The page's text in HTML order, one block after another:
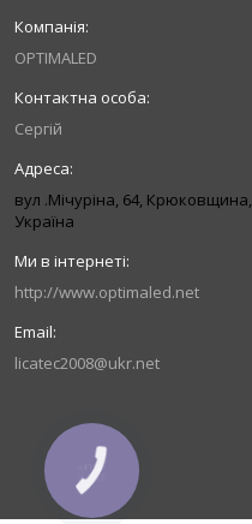
OPTIMALED
Сергій
вул .Мічуріна, 64, Крюковщина,
Україна
http://www.optimaled.net
licatec2008@ukr.net
КНОПКА
ЗВ'ЯЗКУ